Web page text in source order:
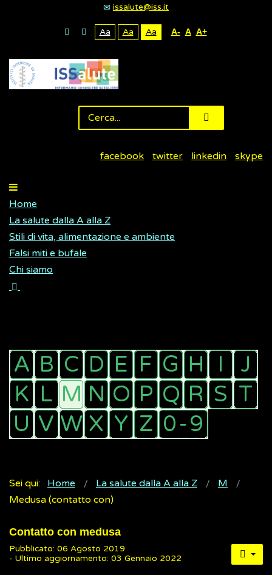
issalute@iss.it
Aa Aa Aa A- A A+
facebook twitter linkedin skype
Home
La salute dalla A alla Z
Stili di vita, alimentazione e ambiente
Falsi miti e bufale
Chi siamo
Sei qui: Home La salute dalla A alla Z
M
Medusa (contatto con)
Contatto con medusa
Pubblicato: 06 Agosto 2019
- Ultimo aggiornamento: 03 Gennaio 2022